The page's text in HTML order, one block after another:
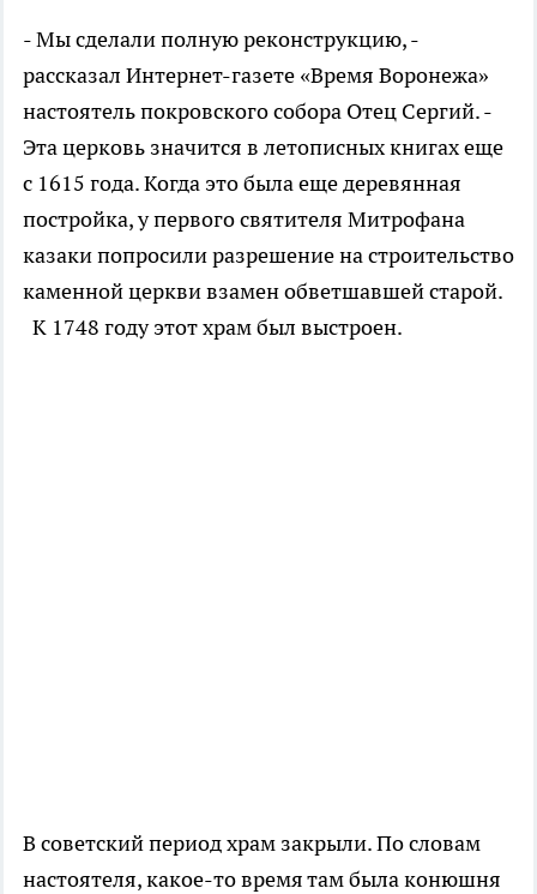
- Мы сделали полную реконструкцию, -
рассказал Интернет-газете «Время Воронежа»
настоятель покровского собора Отец Сергий. -
Эта церковь значится в летописных книгах еще
с 1615 года. Когда это была еще деревянная
постройка, у первого святителя Митрофана
казаки попросили разрешение на строительство
каменной церкви взамен обветшавшей старой.
К 1748 году этот храм был выстроен.
В советский период храм закрыли. По словам
настоятеля, какое-то время там была конюшня